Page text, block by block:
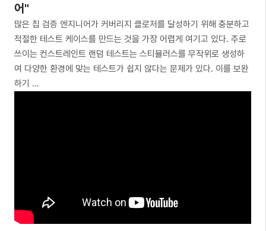
어"
많은 칩 검증 엔지니어가 커버리지 클로저를 달성하기 위해 충분하고
적절한 테스트 케이스를 만드는 것을 가장 어렵게 여기고 있다. 주로
쓰이는 컨스트레인트 랜덤 테스트는 스티뮬러스를 무작위로 생성하
여 다양한 환경에 맞는 테스트가 쉽지 않다는 문제가 있다. 이를 보완
하기 …